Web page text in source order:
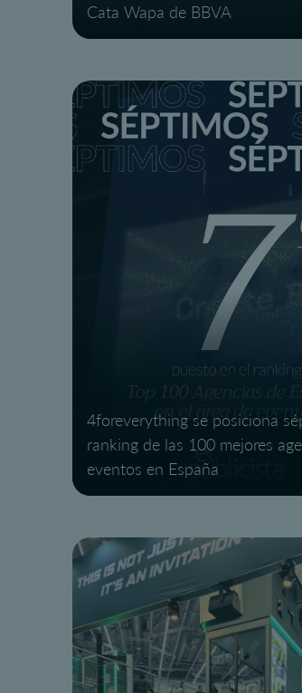
Cata Wapa de BBVA
4foreverything se posiciona
ranking de las 100 mejores
eventos en España